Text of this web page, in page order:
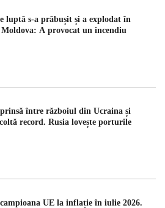
luptă s-a prăbușit și a explodat în
A provocat un incendiu
între războiul din Ucraina și
record. Rusia lovește porturile
UE la inflație în iulie 2026.